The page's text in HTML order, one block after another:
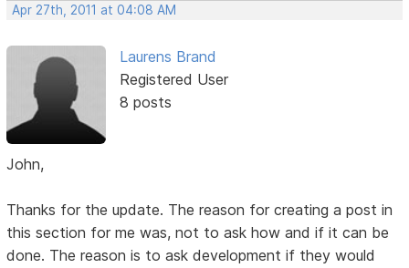
Apr 27th, 2011 at 04:08 AM
Laurens Brand
Registered User
8 posts
John,
Thanks for the update. The reason for creating a post in
this section for me was, not to ask how and if it can be
done. The reason is to ask development if they would